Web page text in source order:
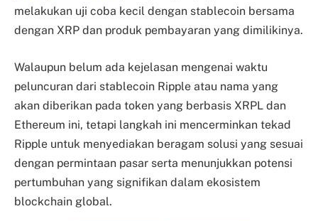
melakukan uji coba kecil dengan stablecoin bersama
dengan XRP dan produk pembayaran yang dimilikinya.
Walaupun belum ada kejelasan mengenai waktu
peluncuran dari stablecoin Ripple atau nama yang
akan diberikan pada token yang berbasis XRPL dan
Ethereum ini, tetapi langkah ini mencerminkan tekad
Ripple untuk menyediakan beragam solusi yang sesuai
dengan permintaan pasar serta menunjukkan potensi
pertumbuhan yang signifikan dalam ekosistem
blockchain global.